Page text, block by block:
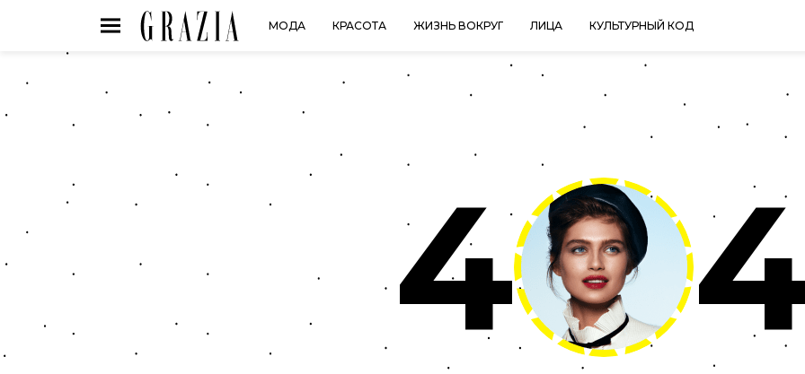
МОДА КРАСОТА ЖИЗНЬ ВОКРУГ ЛИЦА КУЛЬТУРНЫЙ КОД
4